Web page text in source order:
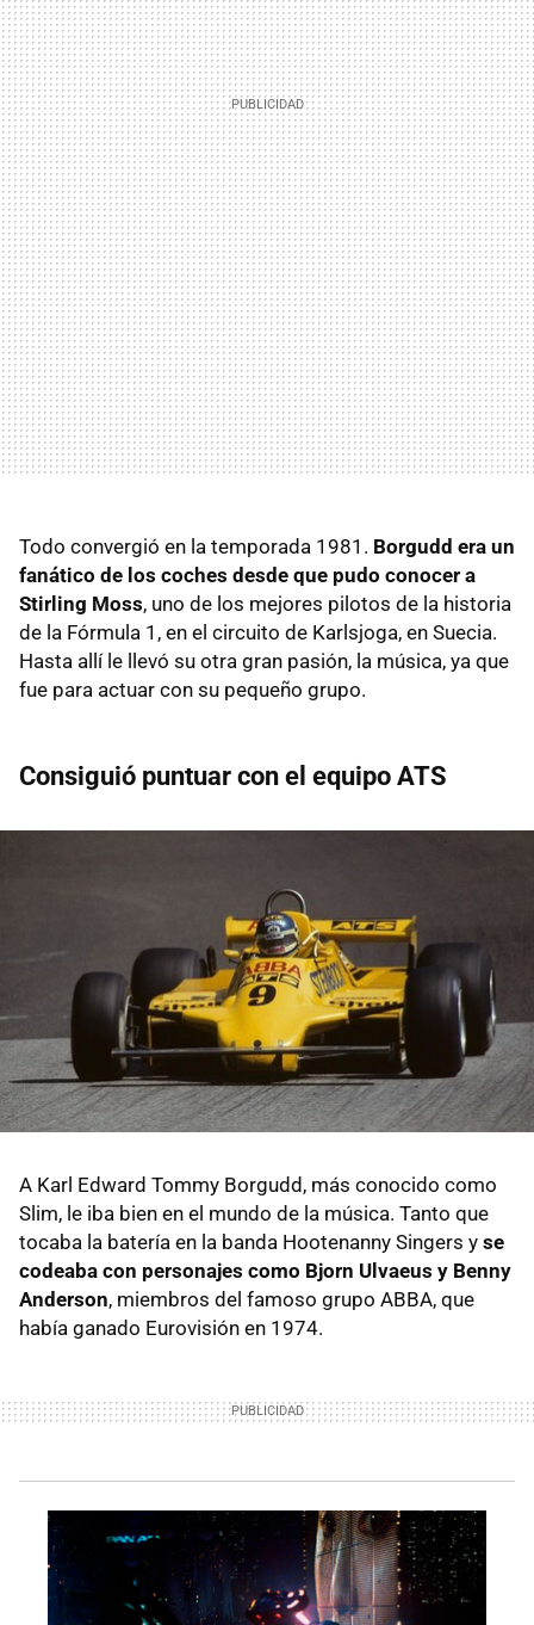
Todo convergió en la temporada 1981. Borgudd era un
fanático de los coches desde que pudo conocer a
Stirling Moss, uno de los mejores pilotos de la historia
de la Fórmula 1, en el circuito de Karlsjoga, en Suecia.
Hasta allí le llevó su otra gran pasión, la música, ya que
fue para actuar con su pequeño grupo.
Consiguió puntuar con el equipo ATS
A Karl Edward Tommy Borgudd, más conocido como
Slim, le iba bien en el mundo de la música. Tanto que
tocaba la batería en la banda Hootenanny Singers y se
codeaba con personajes como Bjorn Ulvaeus y Benny
Anderson, miembros del famoso grupo ABBA, que
había ganado Eurovisión en 1974.